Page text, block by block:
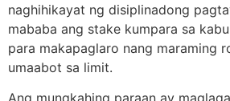
naghihikayat ng disiplinadong
mababa ang stake kumpara sa
para makapaglaro nang maraming
umaabot sa limit.